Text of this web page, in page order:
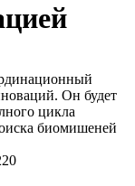
Он будет
цикла
биомишеней